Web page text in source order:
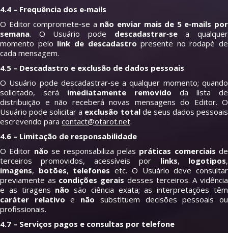
4.4 – Frequência dos e‑mails
O Editor compromete‑se a não enviar mais de 5 e‑mails por
semana. O Usuário pode descadastrar‑sea qualquer
momento pelo link de descadastro presente no rodapé de
cada mensagem.
4.5 – Descadastro e exclusão de dados pessoais
O Usuário pode descadastrar‑se a qualquer momento; quando
solicitado, será imediatamente removido da lista de
distribuição e não receberá novas mensagens do Editor. O
Usuário pode solicitar a exclusão totalde seus dados pessoais
escrevendo para contact@otarot.net.
4.6 – Limitação de responsabilidade
O Editor não se responsabiliza pelas práticas comerciais de
terceiros promovidos, acessíveis por links, logotipos,
imagens, botões, telefones etc. O Usuário deve consultar
previamente as condições gerais desses terceiros. A vidência
e as tiragens não são ciência exata; as interpretações têm
caráter relativo e não substituem decisões pessoais ou
profissionais.
4.7 – Serviços pagos e consultas por telefone